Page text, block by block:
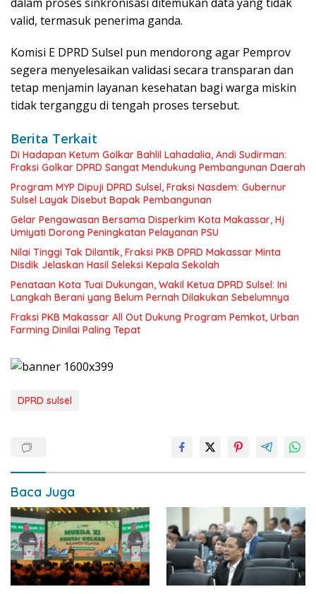
valid, termasuk penerima ganda.
Komisi E DPRD Sulsel pun mendorong agar Pemprov
segera menyelesaikan validasi secara transparan dan
tetap menjamin layanan kesehatan bagi warga miskin
tidak terganggu di tengah proses tersebut.
Berita Terkait
Di Hadapan Ketum Golkar Bahlil Lahadalia, Andi Sudirman:
Fraksi Golkar DPRD Sangat Mendukung Pembangunan Daerah
Program MYP Dipuji DPRD Sulsel, Fraksi Nasdem: Gubernur
Sulsel Layak Disebut Bapak Pembangunan
Gelar Pengawasan Bersama Disperkim Kota Makassar, Hj
Umiyati Dorong Peningkatan Pelayanan PSU
Nilai Tinggi Tak Dilantik, Fraksi PKB DPRD Makassar Minta
Disdik Jelaskan Hasil Seleksi Kepala Sekolah
Penataan Kota Tuai Dukungan, Wakil Ketua DPRD Sulsel: Ini
Langkah Berani yang Belum Pernah Dilakukan Sebelumnya
Fraksi PKB Makassar All Out Dukung Program Pemkot, Urban
Farming Dinilai Paling Tepat
DPRD sulsel
Baca Juga